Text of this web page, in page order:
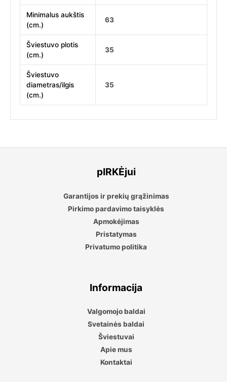
Minimalus aukštis
(cm.)
63
Šviestuvo plotis
(cm.)
35
Šviestuvo
diametras/ilgis
(cm.)
35
pIRKĖjui
Garantijos ir prekių grąžinimas
Pirkimo pardavimo taisyklės
Apmokėjimas
Pristatymas
Privatumo politika
Informacija
Valgomojo baldai
Svetainės baldai
Šviestuvai
Apie mus
Kontaktai